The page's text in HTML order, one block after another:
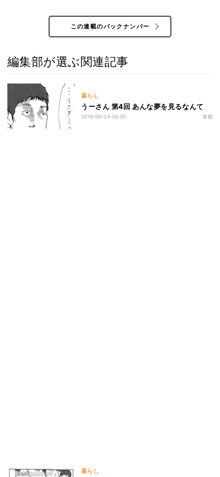
この連載のバックナンバー
編集部が選ぶ関連記事
暮らし
うーさん 第4回 あんな夢を見るなんて
2016/06/24 06:00 連載
暮らし